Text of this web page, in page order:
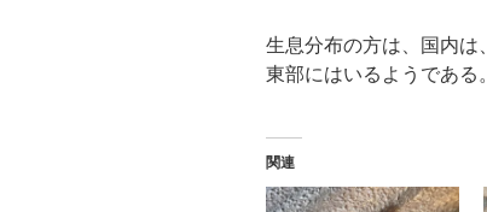
生息分布の方は、国内は
東部にはいるようである。
関連